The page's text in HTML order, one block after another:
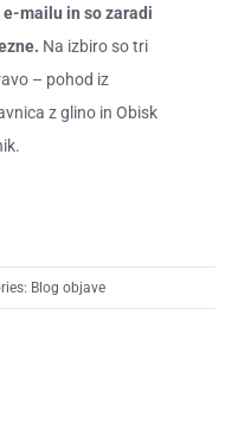
e-mailu in so zaradi
. Na izbiro so tri
– pohod iz
z glino in Obisk
Blog objave